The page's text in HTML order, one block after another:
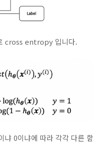
cross entropy 입니다.
냐 0이냐에 따라 각각 다른 함